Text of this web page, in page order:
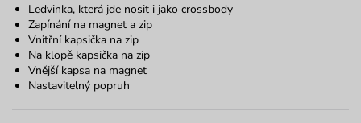
Ledvinka, která jde nosit i jako crossbody
Zapínání na magnet a zip
Vnitřní kapsička na zip
Na klopě kapsička na zip
Vnější kapsa na magnet
Nastavitelný popruh